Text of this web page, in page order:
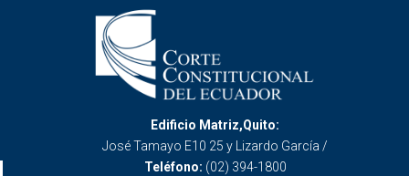
Edificio Matriz,Quito:
José Tamayo E10 25 y Lizardo García /
Teléfono: (02) 394-1800